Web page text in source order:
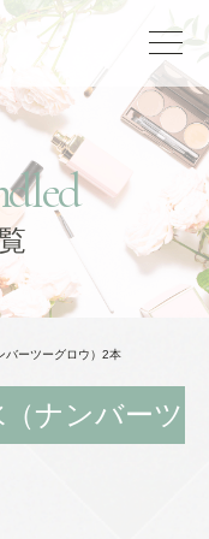
ーツーグロウ）2本
ナンバーツ